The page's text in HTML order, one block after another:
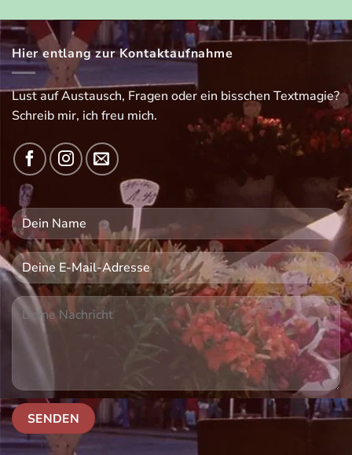
kuschla
Hier entlang zur Kontaktaufnahme
Lust auf Austausch, Fragen oder ein bisschen Textmagie?
Schreib mir, ich freu mich.